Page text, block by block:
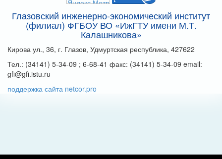
Глазовский инженерно-экономический институт
(филиал) ФГБОУ ВО «ИжГТУ имени М.Т.
Калашникова»
Кирова ул., 36, г. Глазов, Удмуртская республика, 427622
Тел.: (34141) 5-34-09 ; 6-68-41 факс: (34141) 5-34-09 email:
gfi@gfi.istu.ru
поддержка сайта netcor.pro